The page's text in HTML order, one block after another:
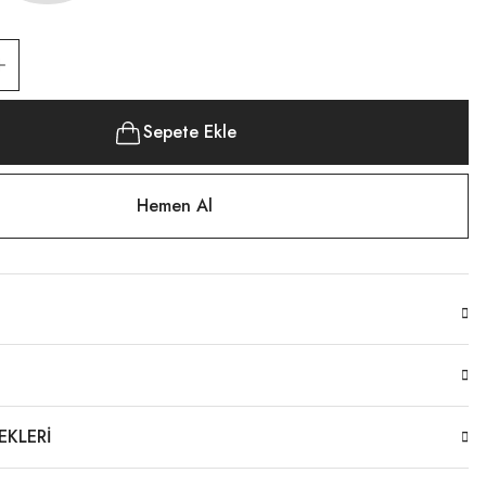
Sepete Ekle
Hemen Al